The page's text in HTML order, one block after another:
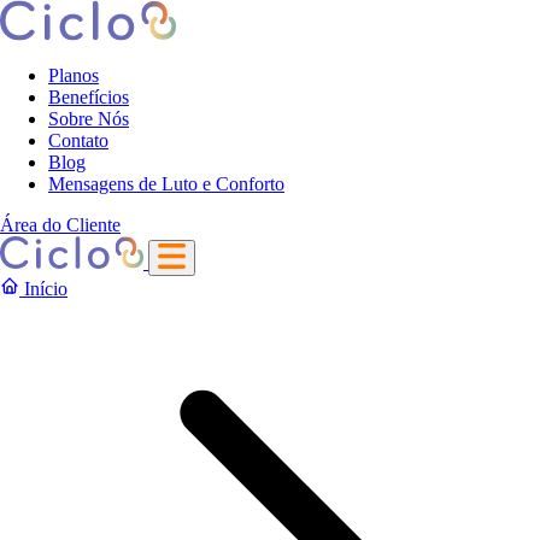
Planos
Benefícios
Sobre Nós
Contato
Blog
Mensagens de Luto e Conforto
Área do Cliente
Início